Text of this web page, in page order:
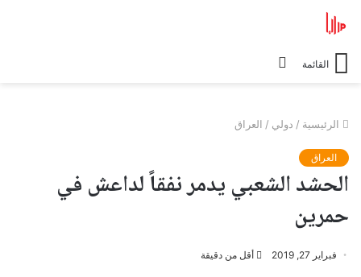
القائمة
الرئيسية / دولي / العراق
العراق
الحشد الشعبي يدمر نفقاً لداعش في
حمرين
فبراير 27, 2019 أقل من دقيقة